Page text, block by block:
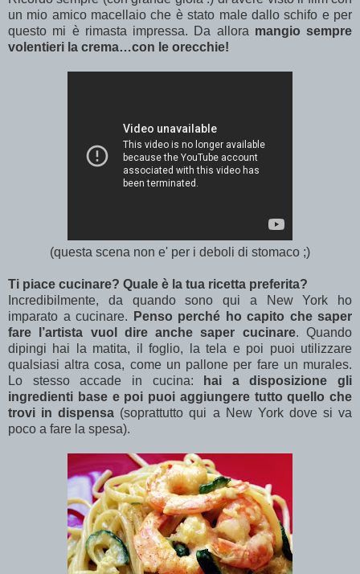
un mio amico macellaio che è stato male dallo schifo eper
questo mi è rimasta impressa. Da allora mangio sempre
volentieri la crema…con le orecchie!
(questa scena non e' per i deboli di stomaco ;)
Ti piace cucinare? Quale è la tua ricetta preferita?
Incredibilmente, da quando sono qui a New York ho
imparato a cucinare.
Penso perché ho capito che saper
fare l’artista vuol dire anche saper cucinare. Quando
dipingi hai la matita, il foglio, la tela e poi puoi utilizzare
qualsiasi altra cosa, come un pallone per fare un murales.
Lo stesso accade in cucina:
hai a disposizione gli
ingredienti base e poi puoi aggiungere tutto quello che
trovi in dispensa (soprattutto qui a New York dove si va
poco a fare la spesa).